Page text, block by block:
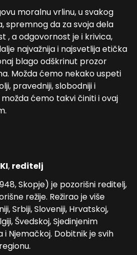
moralnu vrlinu, u svakog
spremnog da za svoja dela
, a odgovornost je i krivica,
najvažnija i najsvetlija etička
blago odškrinut prozor
Možda ćemo nekako uspeti
pravedniji, slobodniji i
ćemo takvi činiti i ovaj
, reditelj
Skopje) je pozorišni reditelj,
režije. Režirao je više
Srbiji, Sloveniji, Hrvatskoj,
Švedskoj, Sjedinjenim
Njemačkoj. Dobitnik je svih